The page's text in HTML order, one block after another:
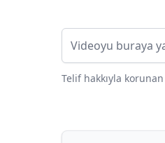
Video bağlantısı
Telif hakkıyla